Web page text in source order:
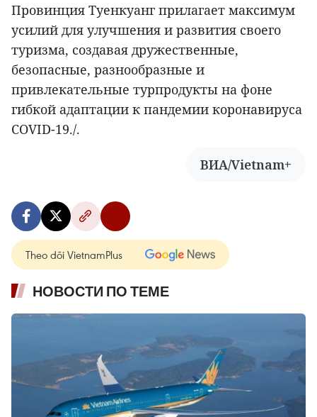
Провинция Туенкуанг прилагает максимум
усилий для улучшения и развития своего
туризма, создавая дружественные,
безопасные, разнообразные и
привлекательные турпродукты на фоне
гибкой адаптации к пандемии коронавируса
COVID-19./.
ВИА/Vietnam+
Theo dõi VietnamPlus
НОВОСТИ ПО ТЕМЕ